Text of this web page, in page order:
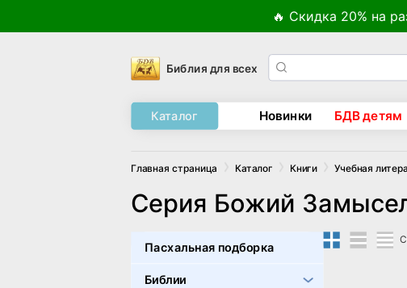
🔥 Скидка 20% на
Библия для всех
Каталог Новинки БДВ детям
Главная страница Каталог Книги Учебная
Серия Божий
Пасхальная подборка
Библии